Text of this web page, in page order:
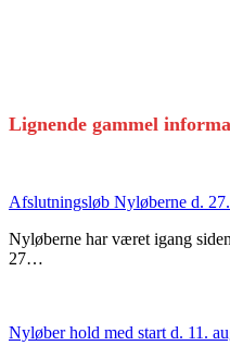
Lignende gammel
Afslutningsløb Nyløberne d.
Nyløberne har været igang
27…
Nyløber hold med start d. 11.